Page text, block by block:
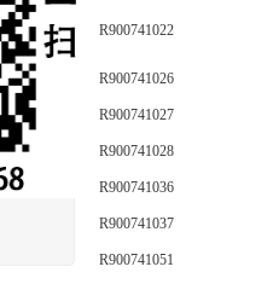
R900741022
R900741026
R900741027
R900741028
R900741036
R900741037
R900741051